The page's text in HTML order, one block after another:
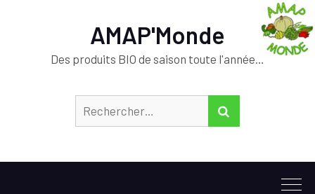
AMAP'Monde
Des produits BIO de saison toute l'année…